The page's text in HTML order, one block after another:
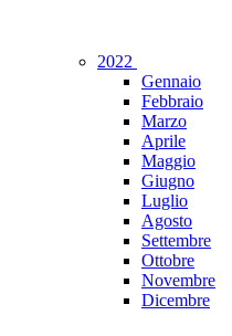
2022
Gennaio
Febbraio
Marzo
Aprile
Maggio
Giugno
Luglio
Agosto
Settembre
Ottobre
Novembre
Dicembre